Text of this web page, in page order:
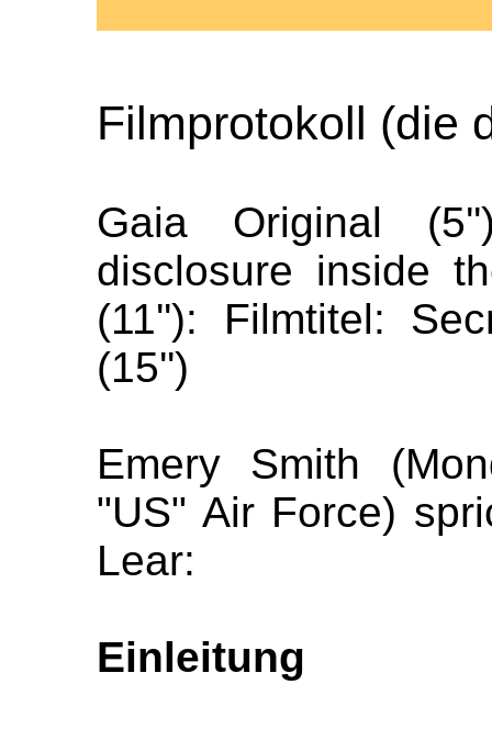
Filmprotokoll (die
Gaia Original
disclosure inside
(11''): Filmtitel:
(15'')
Emery Smith
"US" Air Force)
Lear:
Einleitung